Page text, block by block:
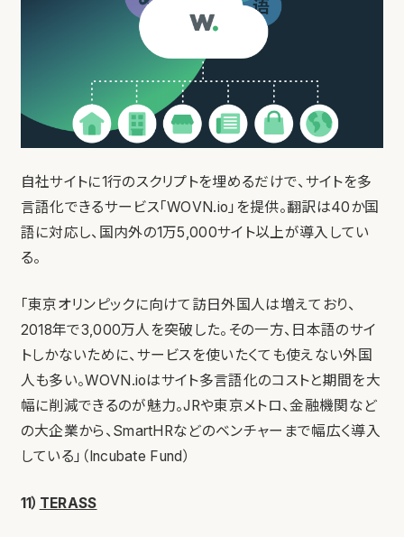
自社サイトに1行のスクリプトを埋めるだけで、サイトを多
言語化できるサービス「WOVN.io」を提供。翻訳は40か国
語に対応し、国内外の1万5,000サイト以上が導入してい
る。
「東京オリンピックに向けて訪日外国人は増えており、
2018年で3,000万人を突破した。その一方、日本語のサイ
トしかないために、サービスを使いたくても使えない外国
人も多い。WOVN.ioはサイト多言語化のコストと期間を大
幅に削減できるのが魅力。JRや東京メトロ、金融機関など
の大企業から、SmartHRなどのベンチャーまで幅広く導入
している」（Incubate Fund）
11） TERASS